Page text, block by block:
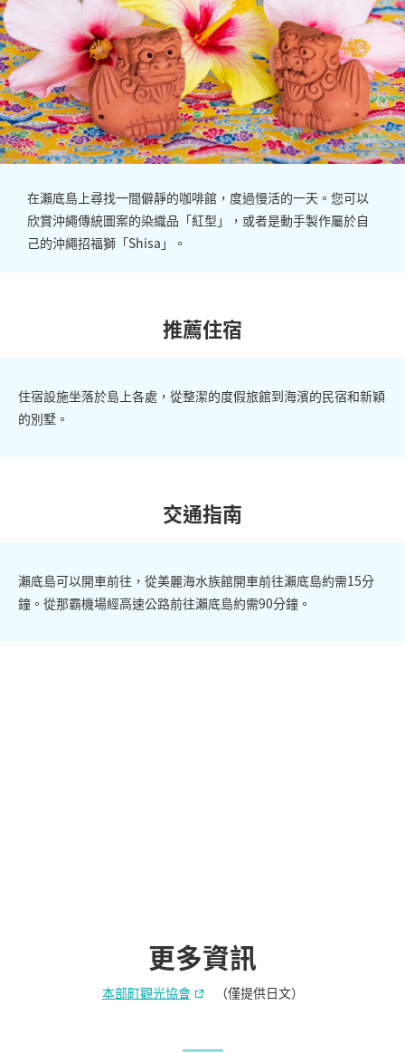
在瀨底島上尋找一間僻靜的咖啡館，度過慢活的一天。您可以
欣賞沖繩傳統圖案的染織品「紅型 」，或者是動手製作屬於自
己的沖繩招福獅「Shisa 」。
推薦住宿
住宿設施坐落於島上各處，從整潔的度假旅館到海濱的民宿和新穎
的別墅。
交通指南
瀨底島可以開車前往，從美麗海水族館開車前往瀨底島約需15分
鐘。從那霸機場經高速公路前往瀨底島約需90分鐘。
更多資訊
本部町觀光協會 （僅提供日文）